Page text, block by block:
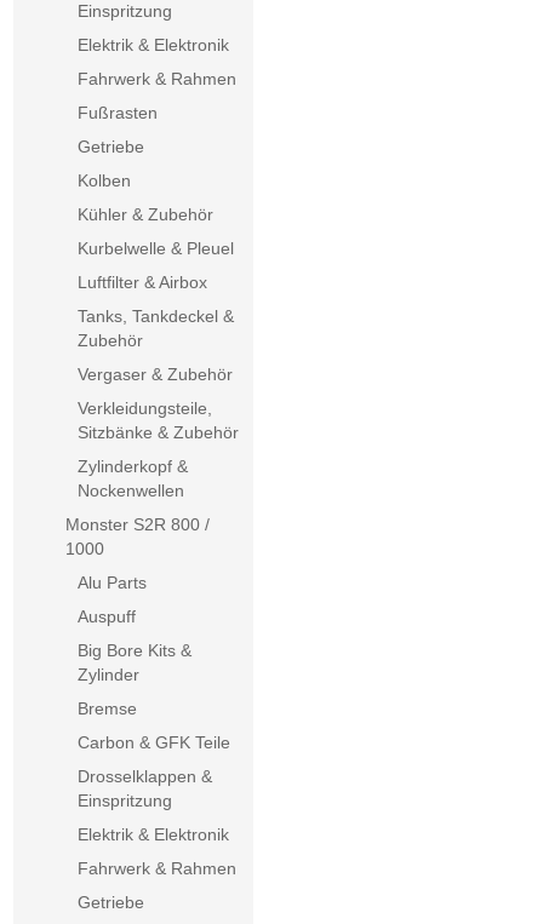
Einspritzung
Elektrik & Elektronik
Fahrwerk & Rahmen
Fußrasten
Getriebe
Kolben
Kühler & Zubehör
Kurbelwelle & Pleuel
Luftfilter & Airbox
Tanks, Tankdeckel &
Zubehör
Vergaser & Zubehör
Verkleidungsteile,
Sitzbänke & Zubehör
Zylinderkopf &
Nockenwellen
Monster S2R 800 /
1000
Alu Parts
Auspuff
Big Bore Kits &
Zylinder
Bremse
Carbon & GFK Teile
Drosselklappen &
Einspritzung
Elektrik & Elektronik
Fahrwerk & Rahmen
Getriebe